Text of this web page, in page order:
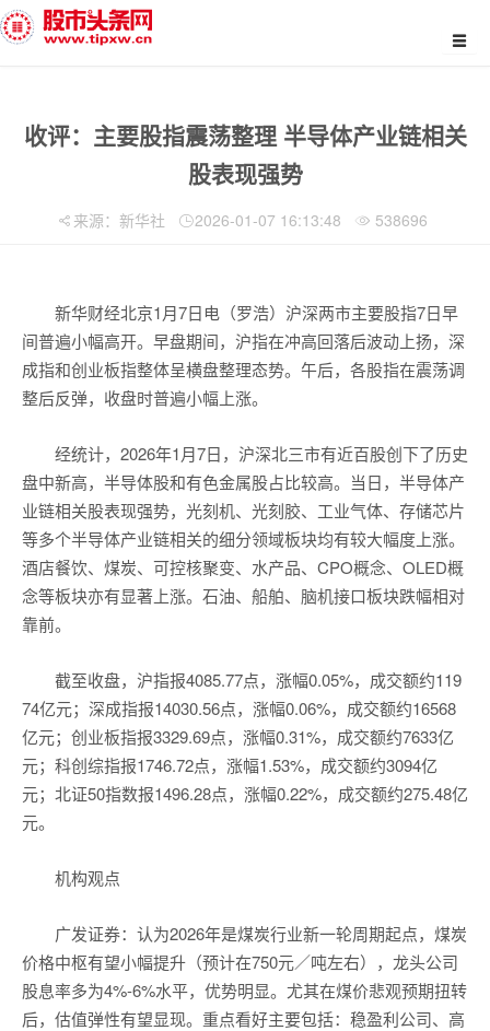
收评：主要股指震荡整理 半导体产业链相关
股表现强势
来源：新华社 2026-01-07 16:13:48 538696
新华财经北京1月7日电（罗浩）沪深两市主要股指7日早
间普遍小幅高开。早盘期间，沪指在冲高回落后波动上扬，深
成指和创业板指整体呈横盘整理态势。午后，各股指在震荡调
整后反弹，收盘时普遍小幅上涨。
经统计，2026年1月7日，沪深北三市有近百股创下了历史
盘中新高，半导体股和有色金属股占比较高。当日，半导体产
业链相关股表现强势，光刻机、光刻胶、工业气体、存储芯片
等多个半导体产业链相关的细分领域板块均有较大幅度上涨。
酒店餐饮、煤炭、可控核聚变、水产品、CPO概念、OLED概
念等板块亦有显著上涨。石油、船舶、脑机接口板块跌幅相对
靠前。
截至收盘，沪指报4085.77点，涨幅0.05%，成交额约119
74亿元；深成指报14030.56点，涨幅0.06%，成交额约16568
亿元；创业板指报3329.69点，涨幅0.31%，成交额约7633亿
元；科创综指报1746.72点，涨幅1.53%，成交额约3094亿
元；北证50指数报1496.28点，涨幅0.22%，成交额约275.48亿
元。
机构观点
广发证券：认为2026年是煤炭行业新一轮周期起点，煤炭
价格中枢有望小幅提升（预计在750元／吨左右），龙头公司
股息率多为4%-6%水平，优势明显。尤其在煤价悲观预期扭转
后，估值弹性有望显现。重点看好主要包括：稳盈利公司、高